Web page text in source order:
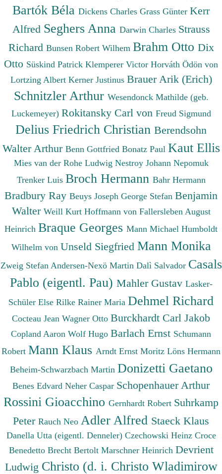
Bartók Béla Dickens Charles Grass Günter Kerr
Alfred Seghers Anna Darwin Charles Strauss
Richard Bunsen Robert Wilhem Brahm Otto Dix
Otto Süskind Patrick Klemperer Victor Horváth Ödön von
Lortzing Albert Kerner Justinus Brauer Arik (Erich)
Schnitzler Arthur Wesendonck Mathilde (geb.
Luckemeyer) Rokitansky Carl von Freud Sigmund
Delius Friedrich Christian Berendsohn
Walter Arthur Benn Gottfried Bonatz Paul Kaut Ellis
Mies van der Rohe Ludwig Nestroy Johann Nepomuk
Trenker Luis Broch Hermann Bahr Hermann
Bradbury Ray Beuys Joseph George Stefan Benjamin
Walter Weill Kurt Hoffmann von Fallersleben August
Heinrich Braque Georges Mann Michael Humboldt
Wilhelm von Unseld Siegfried Mann Monika
Zweig Stefan Andersen-Nexö Martin Dalì Salvador Casals
Pablo (eigentl. Pau) Mahler Gustav Lasker-
Schüler Else Rilke Rainer Maria Dehmel Richard
Cocteau Jean Wagner Otto Burckhardt Carl Jakob
Copland Aaron Wolf Hugo Barlach Ernst Schumann
Robert Mann Klaus Arndt Ernst Moritz Löns Hermann
Beheim-Schwarzbach Martin Donizetti Gaetano
Benes Edvard Neher Caspar Schopenhauer Arthur
Rossini Gioacchino Gernhardt Robert Suhrkamp
Peter Rauch Neo Adler Alfred Staeck Klaus
Danella Utta (eigentl. Denneler) Czechowski Heinz Croce
Benedetto Brecht Bertolt Marschner Heinrich Devrient
Ludwig Christo (d. i. Christo Wladimirow